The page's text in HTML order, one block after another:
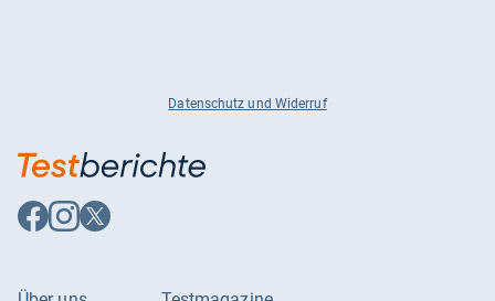
Datenschutz und Widerruf
Auf
Facebook
Auf
Instagram
Auf
X